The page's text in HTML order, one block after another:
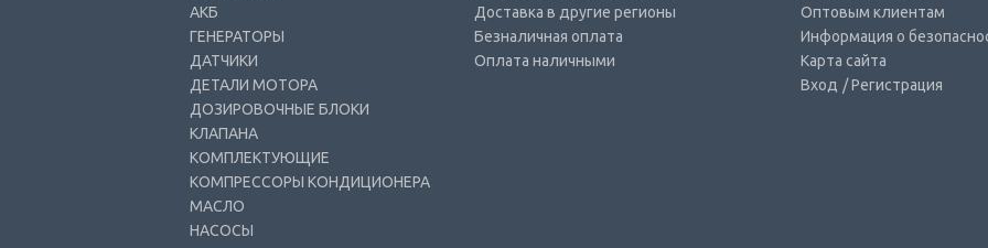
АКБ
ГЕНЕРАТОРЫ
ДАТЧИКИ
ДЕТАЛИ МОТОРА
ДОЗИРОВОЧНЫЕ БЛОКИ
КЛАПАНА
КОМПЛЕКТУЮЩИЕ
КОМПРЕССОРЫ КОНДИЦИОНЕРА
МАСЛО
НАСОСЫ
Доставка в другие регионы
Безналичная оплата
Оплата наличными
Оптовым клиентам
Информация о
Карта сайта
Вход / Регистрация